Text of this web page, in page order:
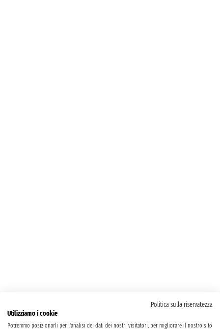
Politica sulla riservatezza
Utilizziamo i cookie
Potremmo posizionarli per l'analisi dei dati dei nostri visitatori, per migliorare il nostro sito